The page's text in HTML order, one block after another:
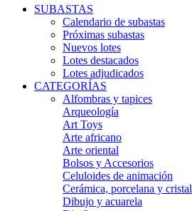
SUBASTAS
Calendario de subastas
Próximas subastas
Nuevos lotes
Lotes destacados
Lotes adjudicados
CATEGORÍAS
Alfombras y tapices
Arqueología
Art Toys
Arte africano
Arte oriental
Bolsos y Accesorios
Celuloides de animación
Cerámica, porcelana y cristal
Dibujo y acuarela